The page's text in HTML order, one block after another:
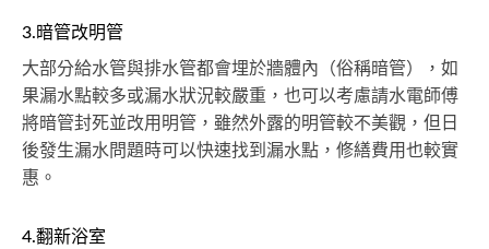
3.暗管改明管
大部分給水管與排水管都會埋於牆體內（俗稱暗管），如
果漏水點較多或漏水狀況較嚴重，也可以考慮請水電師傅
將暗管封死並改用明管，雖然外露的明管較不美觀，但日
後發生漏水問題時可以快速找到漏水點，修繕費用也較實
惠。
4.翻新浴室